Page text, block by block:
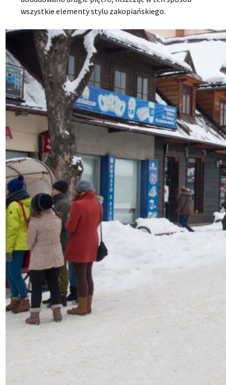
wszystkie elementy stylu zakopiańskiego.